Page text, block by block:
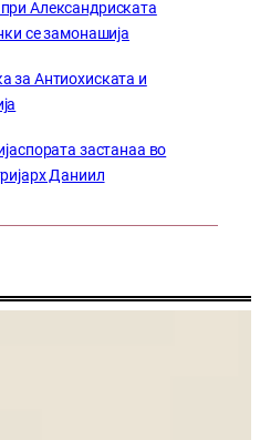
Александриската
се замонашија
за Антиохиската и
застанаа во
Даниил